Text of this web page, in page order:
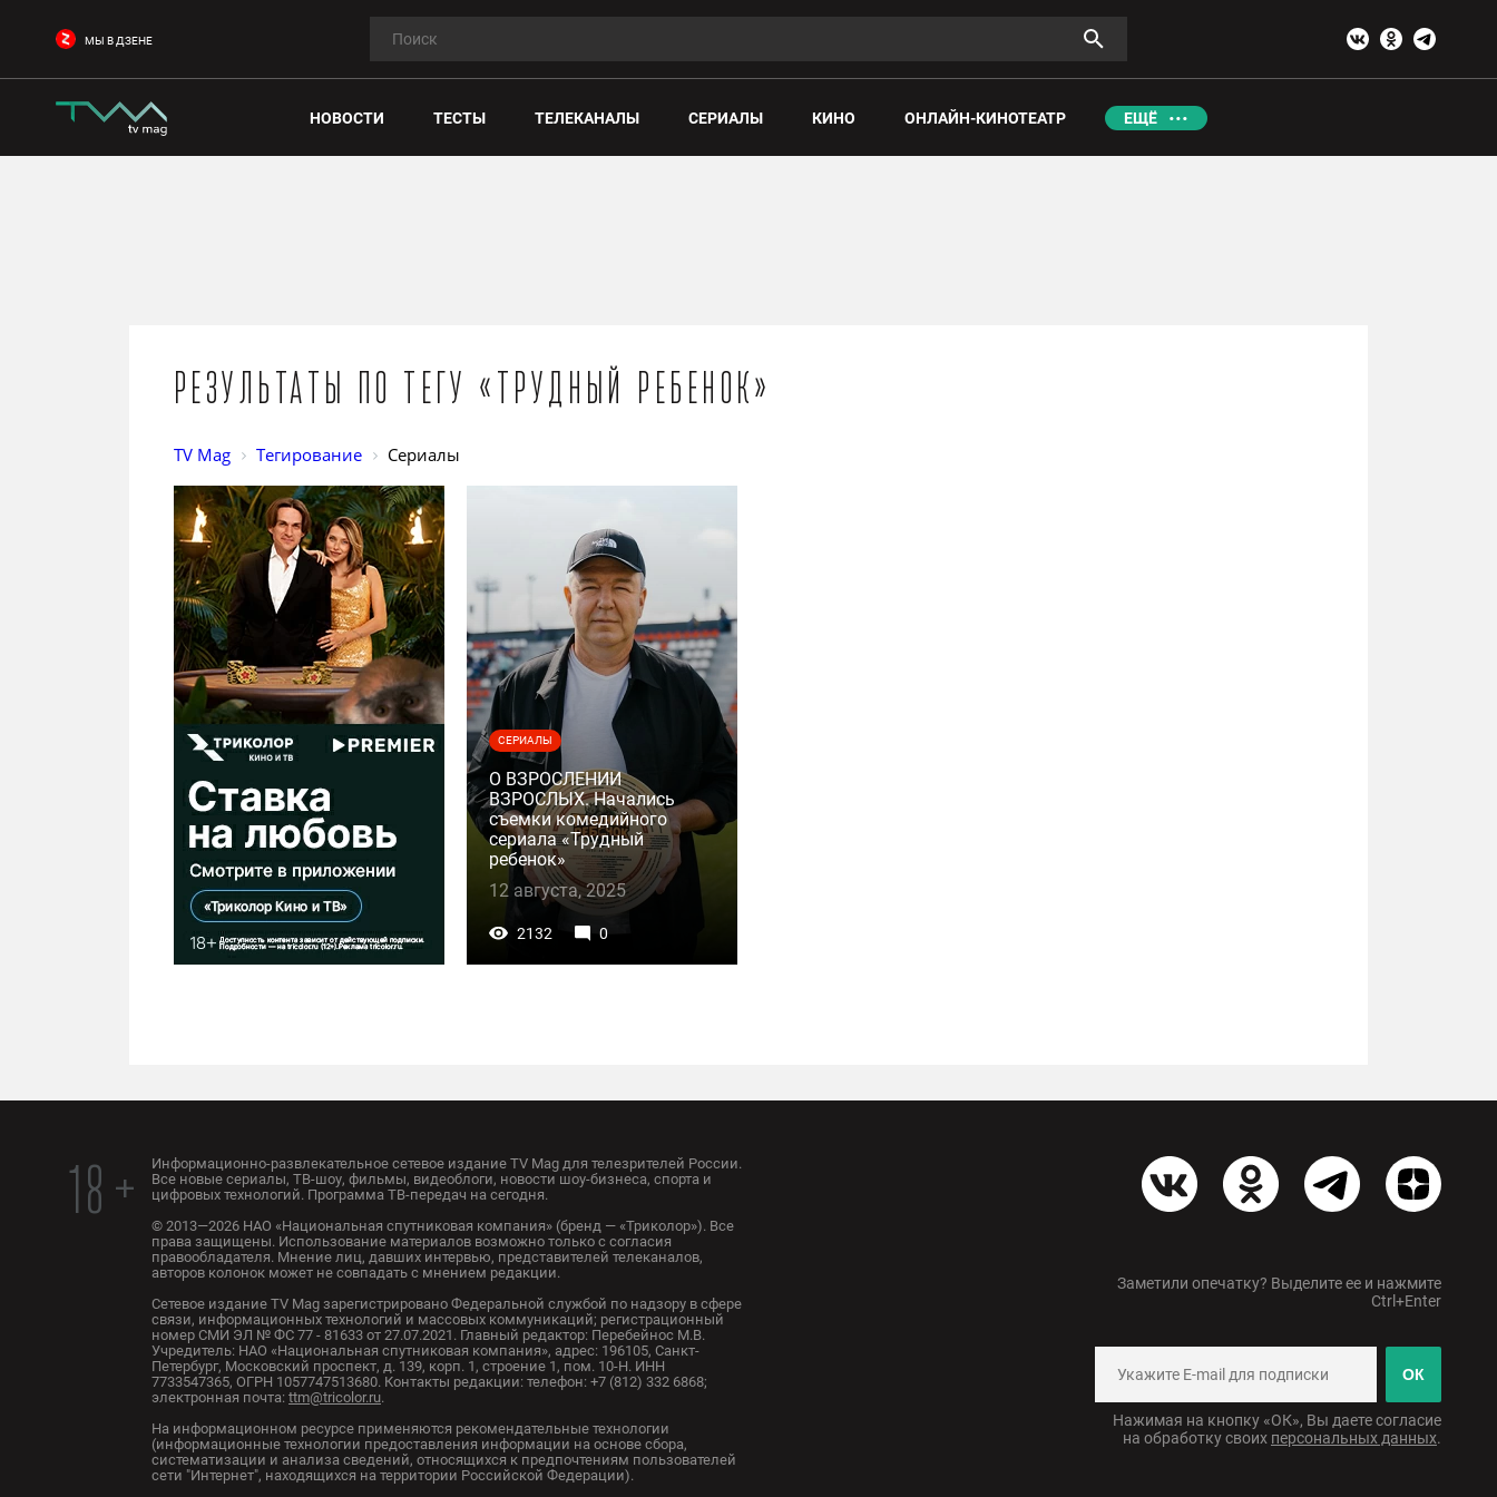
МЫ В ДЗЕНЕ
НОВОСТИ ТЕСТЫ ТЕЛЕКАНАЛЫ СЕРИАЛЫ КИНО ОНЛАЙН-КИНОТЕАТР ЕЩЁ
Результаты по тегу «Трудный ребенок»
TV Mag Тегирование Сериалы
СЕРИАЛЫ
О ВЗРОСЛЕНИИ
ВЗРОСЛЫХ. Начались
съемки комедийного
сериала «Трудный
ребенок»
12 августа, 2025
2132 0
18 +
Информационно-развлекательное сетевое издание TV Mag для телезрителей России.
Все новые сериалы, ТВ-шоу, фильмы, видеоблоги, новости шоу-бизнеса, спорта и
цифровых технологий. Программа ТВ-передач на сегодня.
© 2013—2026 НАО «Национальная спутниковая компания» (бренд — «Триколор»). Все
права защищены. Использование материалов возможно только с согласия
правообладателя. Мнение лиц, давших интервью, представителей телеканалов,
авторов колонок может не совпадать с мнением редакции.
Сетевое издание TV Mag зарегистрировано Федеральной службой по надзору в сфере
связи, информационных технологий и массовых коммуникаций; регистрационный
номер СМИ ЭЛ № ФС 77 - 81633 от 27.07.2021. Главный редактор: Перебейнос М.В.
Учредитель: НАО «Национальная спутниковая компания», адрес: 196105, Санкт-
Петербург, Московский проспект, д. 139, корп. 1, строение 1, пом. 10-Н. ИНН
7733547365, ОГРН 1057747513680. Контакты редакции: телефон: +7 (812) 332 6868;
электронная почта: ttm@tricolor.ru.
На информационном ресурсе применяются рекомендательные технологии
(информационные технологии предоставления информации на основе сбора,
систематизации и анализа сведений, относящихся к предпочтениям пользователей
сети "Интернет", находящихся на территории Российской Федерации).
Заметили опечатку? Выделите ее и нажмите
Ctrl+Enter
ОК
Нажимая на кнопку «ОК», Вы даете согласие
на обработку своих персональных данных.